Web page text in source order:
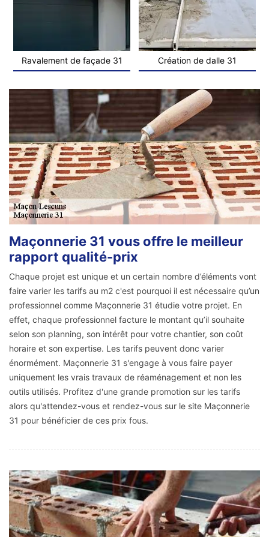
Ravalement de façade 31 Création de dalle 31
Maçonnerie 31 vous offre le meilleur
rapport qualité-prix
Chaque projet est unique et un certain nombre d’éléments vont
faire varier les tarifs au m2 c'est pourquoi il est nécessaire qu’un
professionnel comme Maçonnerie 31 étudie votre projet. En
effet, chaque professionnel facture le montant qu’il souhaite
selon son planning, son intérêt pour votre chantier, son coût
horaire et son expertise. Les tarifs peuvent donc varier
énormément. Maçonnerie 31 s'engage à vous faire payer
uniquement les vrais travaux de réaménagement et non les
outils utilisés. Profitez d'une grande promotion sur les tarifs
alors qu'attendez-vous et rendez-vous sur le site Maçonnerie
31 pour bénéficier de ces prix fous.